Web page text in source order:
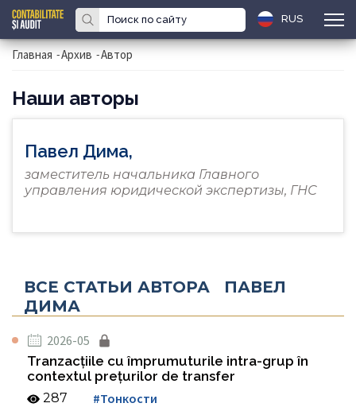
RUS
Главная -Архив -Автор
Наши авторы
Павел Дима,
заместитель начальника Главного
управления юридической экспертизы, ГНС
ВСЕ СТАТЬИ АВТОРА ПАВЕЛ
ДИМА
2026-05
Tranzacțiile cu împrumuturile intra-grup în
contextul prețurilor de transfer
287 #Тонкости